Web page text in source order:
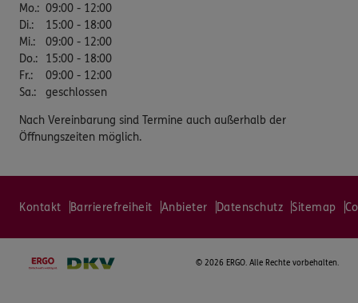
Mo.: 09:00 - 12:00
Di.:
15:00 - 18:00
Mi.:
09:00 - 12:00
Do.:
15:00 - 18:00
Fr.:
09:00 - 12:00
Sa.: geschlossen
Nach Vereinbarung sind Termine auch außerhalb der
Öffnungszeiten möglich.
Kontakt Barrierefreiheit Anbieter Datenschutz Sitemap
© 2026 ERGO. Alle Rechte vorbehalten.